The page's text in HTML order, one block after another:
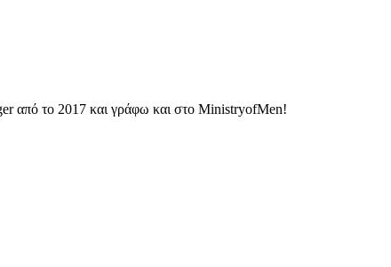
από το 2017 και γράφω και στο MinistryofMen!